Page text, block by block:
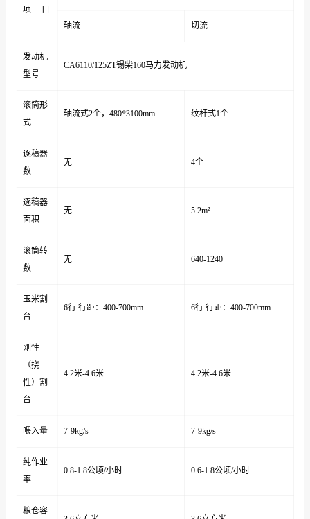
项 目
轴流 切流
发动机
型号
CA6110/125ZT锡柴160马力发动机
滚筒形
式
轴流式2个，480*3100mm 纹杆式1个
逐稿器
数
无 4个
逐稿器
面积
无 5.2m²
滚筒转
数
无 640-1240
玉米割
台
6行 行距：400-700mm 6行 行距：400-700mm
刚性
（挠
性）割
台
4.2米-4.6米 4.2米-4.6米
喂入量 7-9kg/s 7-9kg/s
纯作业
率
0.8-1.8公顷/小时 0.6-1.8公顷/小时
粮仓容